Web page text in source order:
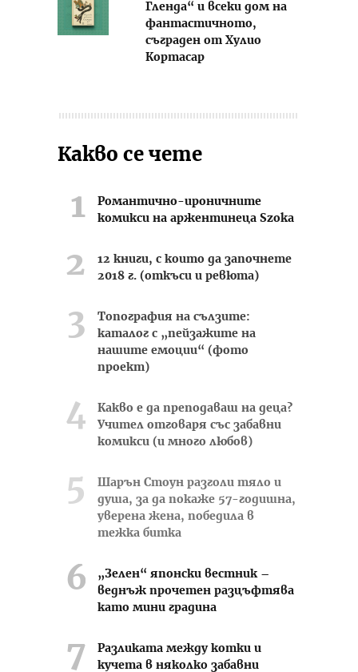
Гленда“ и всеки дом на
фантастичното,
съграден от Хулио
Кортасар
Какво се чете
Романтично-ироничните
комикси на аржентинеца Szoka
12 книги, с които да започнете
2018 г. (откъси и ревюта)
Топография на сълзите:
каталог с „пейзажите на
нашите емоции“ (фото
проект)
Какво е да преподаваш на деца?
Учител отговаря със забавни
комикси (и много любов)
Шарън Стоун разголи тяло и
душа, за да покаже 57-годишна,
уверена жена, победила в
тежка битка
„Зелен“ японски вестник –
веднъж прочетен разцъфтява
като мини градина
Разликата между котки и
кучета в няколко забавни